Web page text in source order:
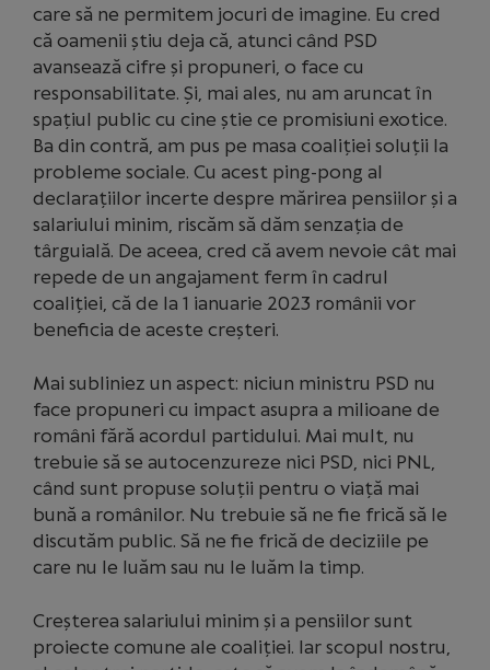
care să ne permitem jocuri de imagine. Eu cred
că oamenii știu deja că, atunci când PSD
avansează cifre și propuneri, o face cu
responsabilitate. Și, mai ales, nu am aruncat în
spațiul public cu cine știe ce promisiuni exotice.
Ba din contră, am pus pe masa coaliției soluții la
probleme sociale. Cu acest ping-pong al
declarațiilor incerte despre mărirea pensiilor și a
salariului minim, riscăm să dăm senzația de
târguială. De aceea, cred că avem nevoie cât mai
repede de un angajament ferm în cadrul
coaliției, că de la 1 ianuarie 2023 românii vor
beneficia de aceste creșteri.
Mai subliniez un aspect: niciun ministru PSD nu
face propuneri cu impact asupra a milioane de
români fără acordul partidului. Mai mult, nu
trebuie să se autocenzureze nici PSD, nici PNL,
când sunt propuse soluții pentru o viață mai
bună a românilor. Nu trebuie să ne fie frică să le
discutăm public. Să ne fie frică de deciziile pe
care nu le luăm sau nu le luăm la timp.
Creșterea salariului minim și a pensiilor sunt
proiecte comune ale coaliției. Iar scopul nostru,